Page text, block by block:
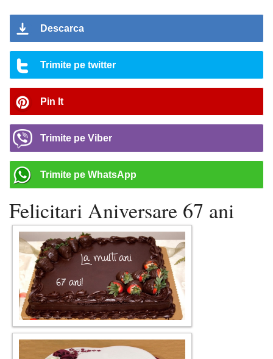
Descarca
Trimite pe twitter
Pin It
Trimite pe Viber
Trimite pe WhatsApp
Felicitari Aniversare 67 ani